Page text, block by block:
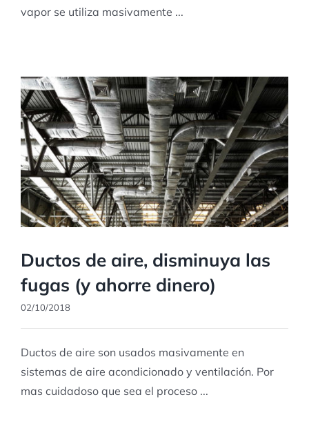
vapor se utiliza masivamente ...
Ductos de aire, disminuya las
fugas (y ahorre dinero)
02/10/2018
Ductos de aire son usados masivamente en
sistemas de aire acondicionado y ventilación. Por
mas cuidadoso que sea el proceso ...